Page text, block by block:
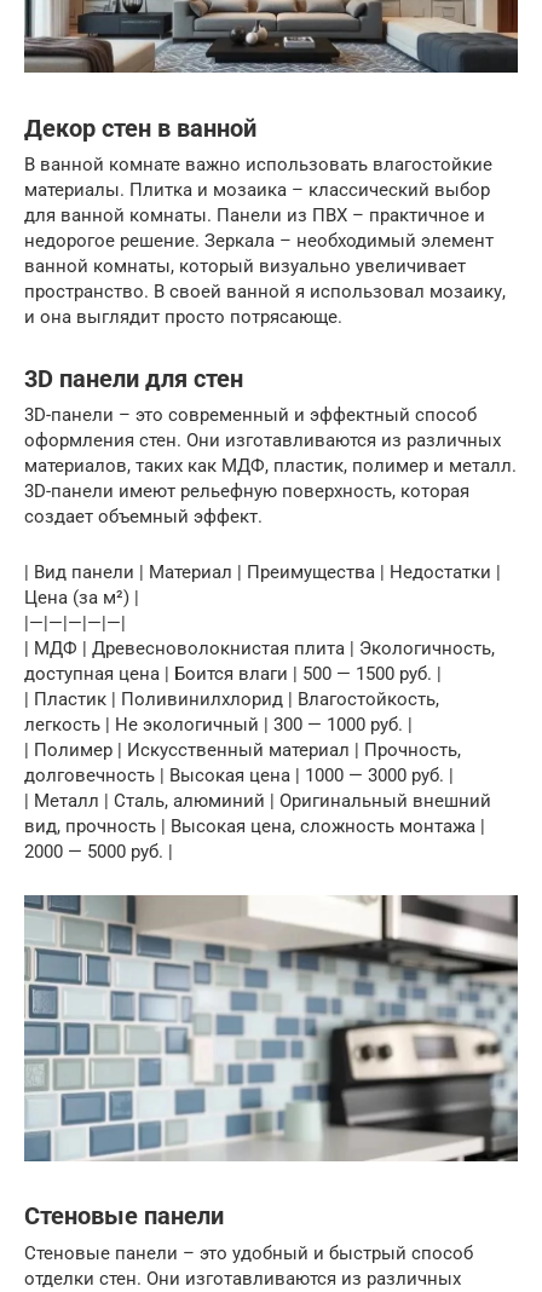
Декор стен в ванной
В ванной комнате важно использовать влагостойкие
материалы. Плитка и мозаика – классический выбор
для ванной комнаты. Панели из ПВХ – практичное и
недорогое решение. Зеркала – необходимый элемент
ванной комнаты, который визуально увеличивает
пространство. В своей ванной я использовал мозаику,
и она выглядит просто потрясающе.
3D панели для стен
3D-панели – это современный и эффектный способ
оформления стен. Они изготавливаются из различных
материалов, таких как МДФ, пластик, полимер и металл.
3D-панели имеют рельефную поверхность, которая
создает объемный эффект.
| Вид панели | Материал | Преимущества | Недостатки |
Цена (за м²) |
|—|—|—|—|—|
| МДФ | Древесноволокнистая плита | Экологичность,
доступная цена | Боится влаги | 500 — 1500 руб. |
| Пластик | Поливинилхлорид | Влагостойкость,
легкость | Не экологичный | 300 — 1000 руб. |
| Полимер | Искусственный материал | Прочность,
долговечность | Высокая цена | 1000 — 3000 руб. |
| Металл | Сталь, алюминий | Оригинальный внешний
вид, прочность | Высокая цена, сложность монтажа |
2000 — 5000 руб. |
Стеновые панели
Стеновые панели – это удобный и быстрый способ
отделки стен. Они изготавливаются из различных